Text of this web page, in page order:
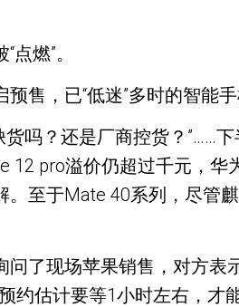
燃”。
售，已“低迷”多时的智能
吗？还是厂商控货？”……
12 pro溢价仍超过千元，华
至于Mate 40系列，尽管
了现场苹果销售，对方表
约估计要等1小时左右，才